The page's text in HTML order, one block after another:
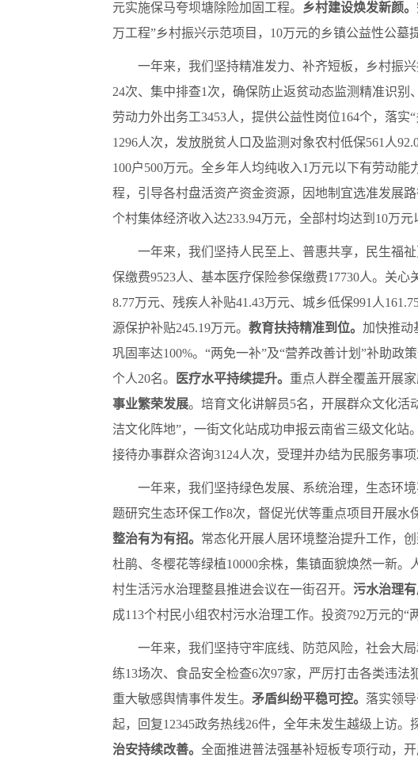
元实施保马夸坝塘除险加固工程。
乡村建设焕发新颜。
万工程”乡村振兴示范项目，10万元的乡镇公益性公
一年来，我们坚持精准发力、补齐短板，乡村振兴
24次、集中排查1次，确保防止返贫动态监测精准识别
劳动力外出务工3453人，提供公益性岗位164个，落实
1296人次，发放脱贫人口及监测对象农村低保561人
100户500万元。全乡年人均纯收入1万元以下有劳动能
程，引导各村盘活资产资金资源，因地制宜选准发展
个村集体经济收入达233.94万元，全部村均达到10万元
一年来，我们坚持人民至上、普惠共享，民生福祉
保缴费9523人、基本医疗保险参保缴费17730人。关
8.77万元、残疾人补贴41.43万元、城乡低保991人
源保护补贴245.19万元。 教育扶持精准到位。 加快推动
巩固率达100%。“两免一补”及“营养改善计划”补助政
个人20名。
医疗水平持续提升。 重点人群全覆盖开展
事业繁荣发展。培育文化讲解员5名，开展群众文化活
洁文化阵地”，一街文化站成功申报云南省三级文化站。
接待办事群众咨询3124人次，受理并办结为民服务事
一年来，我们坚持绿色发展、系统治理，生态环境
题研究生态环保工作8次，督促光伏等重点项目开展水
整治有为有招。 常态化开展人居环境整治提升工作，
杜鹃、冬樱花等绿植10000余株，集镇面貌焕然一新
村生活污水治理整县推进会议在一街召开。 污水治理有
成113个村民小组农村污水治理工作。投资792万元的“
一年来，我们坚持守牢底线、防范风险，社会大局
练13场次、食品安全检查6次97家，严厉打击各类违
重大敏感舆情事件发生。 矛盾纠纷平稳可控。 落实领
起，回复12345政务热线26件，全年未发生越级上访。
治安持续改善。 全面推进普法强基补短板专项行动，